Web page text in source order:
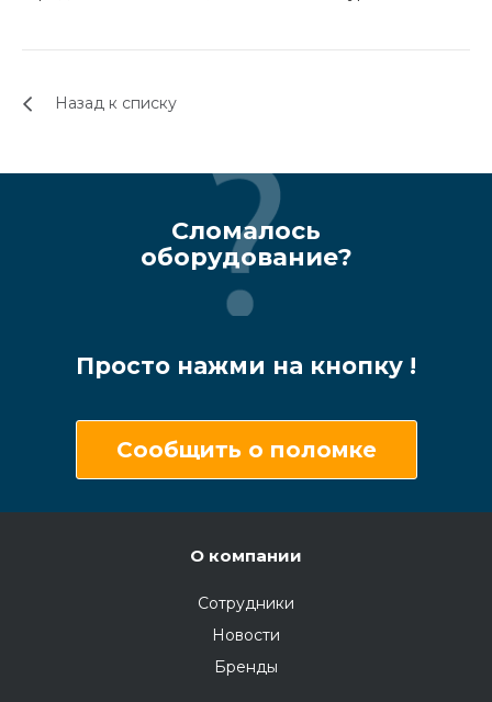
Назад к списку
Сломалось
оборудование?
Просто нажми на кнопку !
Сообщить о поломке
О компании
Сотрудники
Новости
Бренды